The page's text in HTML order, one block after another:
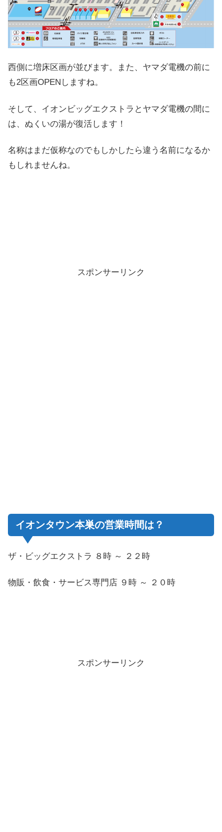
西側に増床区画が並びます。また、ヤマダ電機の前に
も2区画OPENしますね。
そして、イオンビッグエクストラとヤマダ電機の間に
は、ぬくいの湯が復活します！
名称はまだ仮称なのでもしかしたら違う名前になるか
もしれませんね。
スポンサーリンク
イオンタウン本巣の営業時間は？
ザ・ビッグエクストラ ８時 ～ ２２時
物販・飲食・サービス専門店 ９時 ～ ２０時
スポンサーリンク